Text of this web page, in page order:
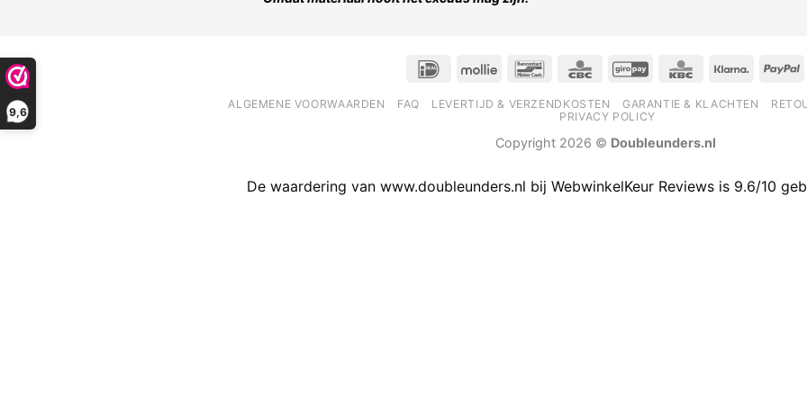
9,6
IDeal Mollie BancontactCBC GiroPay KBC Klarna
ALGEMENE VOORWAARDEN FAQ LEVERTIJD & VERZENDKOSTEN GARANTIE & KLACHTEN
PRIVACY POLICY
Copyright 2026 © Doubleunders.nl
De waardering van www.doubleunders.nl bij WebwinkelKeur Reviewsis 9.6/10